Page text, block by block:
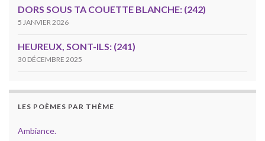
DORS SOUS TA COUETTE BLANCHE: (242)
5 JANVIER 2026
HEUREUX, SONT-ILS: (241)
30 DÉCEMBRE 2025
LES POÈMES PAR THÈME
Ambiance.